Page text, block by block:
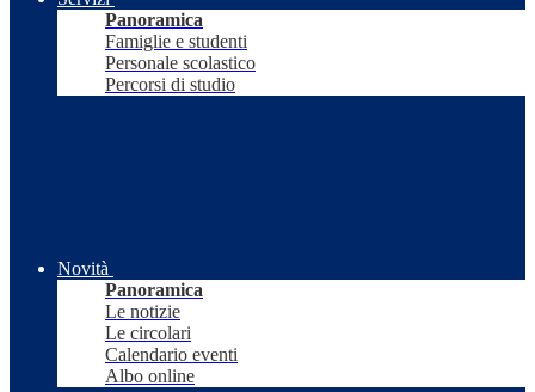
Panoramica
Famiglie e studenti
Personale scolastico
Percorsi di studio
Novità
Panoramica
Le notizie
Le circolari
Calendario eventi
Albo online